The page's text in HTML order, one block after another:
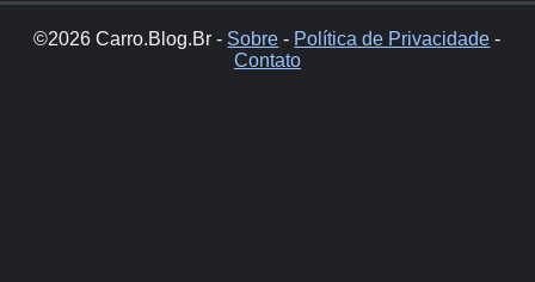
©2026 Carro.Blog.Br - Sobre - Política de Privacidade -
Contato